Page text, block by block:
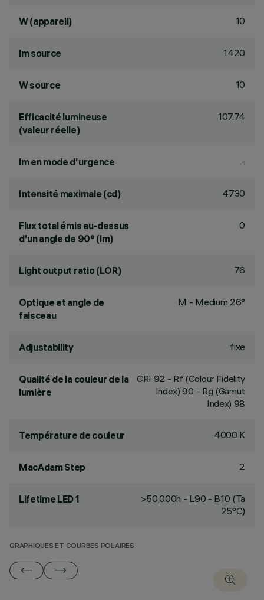
W (appareil) 10
lm source 1420
W source 10
Efficacité lumineuse
(valeur réelle)
107.74
lm en mode d'urgence -
Intensité maximale (cd) 4730
Flux total émis au-dessus
d'un angle de 90° (lm)
0
Light output ratio (LOR) 76
Optique et angle de
faisceau
M - Medium 26°
Adjustability fixe
Qualité de la couleur de la
lumière
CRI 92 - Rf (Colour Fidelity
Index) 90 - Rg (Gamut
Index) 98
Température de couleur 4000 K
MacAdam Step 2
Lifetime LED 1
>50,000h - L90 - B10 (Ta
25°C)
GRAPHIQUES ET COURBES POLAIRES